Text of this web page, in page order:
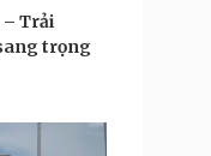
– Trải
trọng